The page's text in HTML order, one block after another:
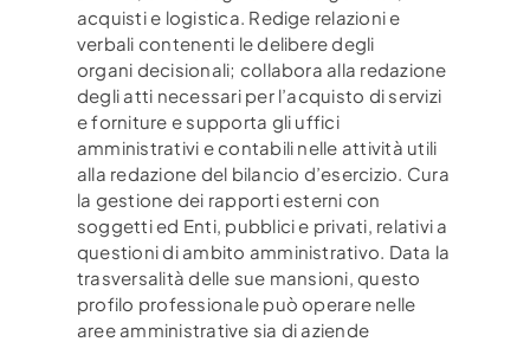
acquisti e logistica. Redige relazioni e
verbali contenenti le delibere degli
organi decisionali; collabora alla redazione
degli atti necessari per l’acquisto di servizi
e forniture e supporta gli uffici
amministrativi e contabili nelle attività utili
alla redazione del bilancio d’esercizio. Cura
la gestione dei rapporti esterni con
soggetti ed Enti, pubblici e privati, relativi a
questioni di ambito amministrativo. Data la
trasversalità delle sue mansioni, questo
profilo professionale può operare nelle
aree amministrative sia di aziende